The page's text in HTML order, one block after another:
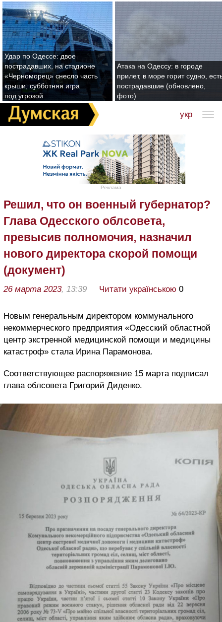
Удар по Одессе: двое
пострадавших, на стадионе
«Черноморец» снесло часть
крыши, субботняя игра
под угрозой
Атака на Одессу: в городе
прилет, в море горит судно,
пострадавшие (обновлено,
фото)
укр
Реклама
Решил, что он военный губернатор?
Глава Одесского облсовета,
превысив полномочия, назначил
нового директора скорой помощи
(документ)
26 марта 2023, 13:39 Читати українською 0
Новым генеральным директором коммунального
некоммерческого предприятия «Одесский областной
центр экстренной медицинской помощи и медицины
катастроф» стала Ирина Парамонова.
Соответствующее распоряжение 15 марта подписал
глава облсовета Григорий Диденко.